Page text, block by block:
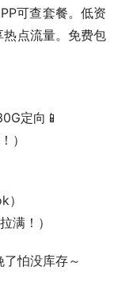
可查套餐。低资
点流量。免费包
定向📱
）
满！）
了怕没库存～